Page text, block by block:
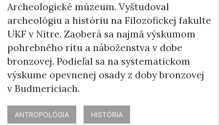
Archeologické múzeum. Vyštudoval
archeológiu a históriu na Filozofickej fakulte
UKF v Nitre. Zaoberá sa najmä výskumom
pohrebného rítu a náboženstva v dobe
bronzovej. Podieľal sa na systematickom
výskume opevnenej osady z doby bronzovej
v Budmericiach.
ANTROPOLÓGIA HISTÓRIA